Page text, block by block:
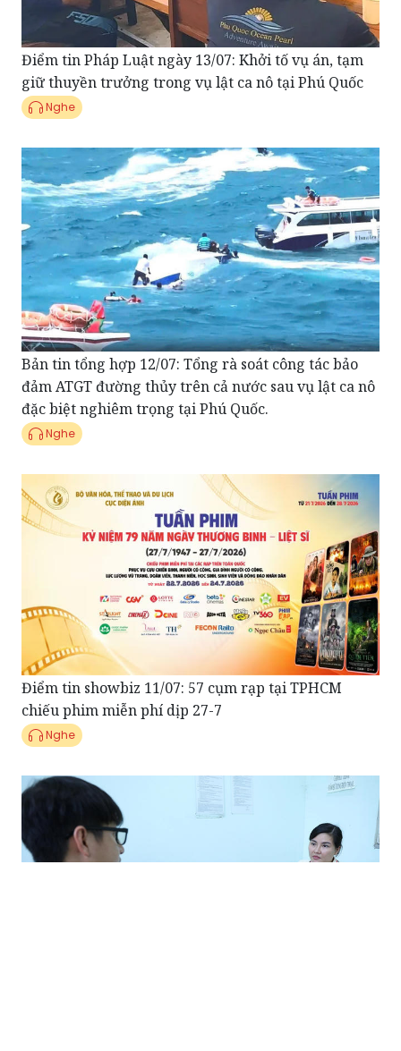
Điểm tin Pháp Luật ngày 13/07: Khởi tố vụ án, tạm
giữ thuyền trưởng trong vụ lật ca nô tại Phú Quốc
Nghe
Bản tin tổng hợp 12/07: Tổng rà soát công tác bảo
đảm ATGT đường thủy trên cả nước sau vụ lật ca nô
đặc biệt nghiêm trọng tại Phú Quốc.
Nghe
Điểm tin showbiz 11/07: 57 cụm rạp tại TPHCM
chiếu phim miễn phí dịp 27-7
Nghe